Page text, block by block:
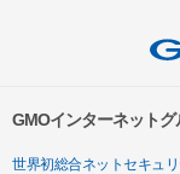
GMOインターネット
世界初総合ネットセキュ